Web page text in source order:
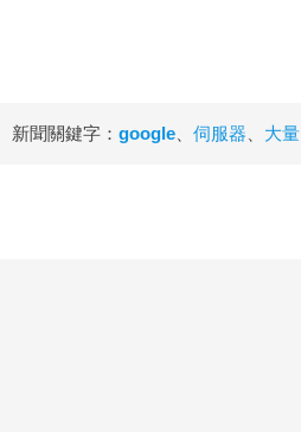
新聞關鍵字： google、 伺服器、 大量